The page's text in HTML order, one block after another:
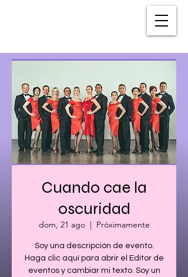
Cuando cae la
oscuridad
dom, 21 ago
  |
Próximamente
Soy una descripción de evento.
Haga clic aquí para abrir el Editor de
eventos y cambiar mi texto. Soy un